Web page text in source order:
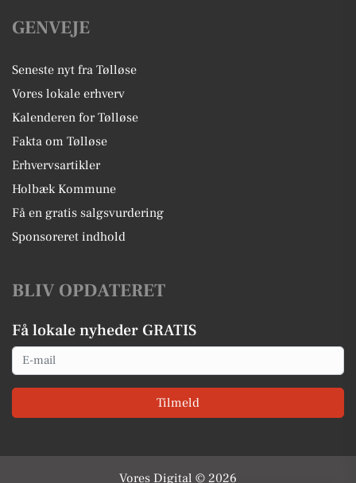
GENVEJE
Seneste nyt fra Tølløse
Vores lokale erhverv
Kalenderen for Tølløse
Fakta om Tølløse
Erhvervsartikler
Holbæk Kommune
Få en gratis salgsvurdering
Sponsoreret indhold
BLIV OPDATERET
Få lokale nyheder GRATIS
Email
Tilmeld
Vores Digital © 2026